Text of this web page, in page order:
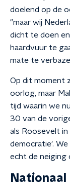
doelend op de
"maar wij
dicht te doen
haardvuur te
mate te
Op dit moment
oorlog, maar
tijd waarin we
30 van de
als Roosevelt in
democratie'.
echt de neiging